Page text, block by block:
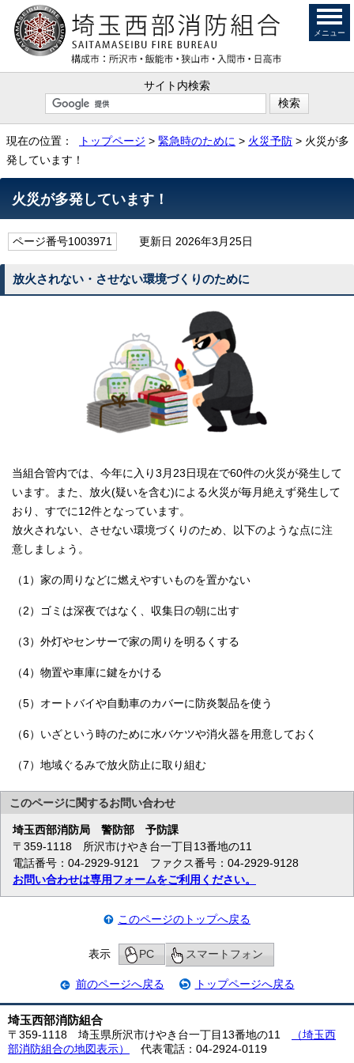
サイト内検索
メニュー
現在の位置： トップページ > 緊急時のために > 火災予防 > 火災が多
発しています！
火災が多発しています！
ページ番号1003971 更新日 2026年3月25日
放火されない・させない環境づくりのために
当組合管内では、今年に入り3月23日現在で60件の火災が発生して
います。また、放火(疑いを含む)による火災が毎月絶えず発生して
おり、すでに12件となっています。
放火されない、させない環境づくりのため、以下のような点に注
意しましょう。
（1）家の周りなどに燃えやすいものを置かない
（2）ゴミは深夜ではなく、収集日の朝に出す
（3）外灯やセンサーで家の周りを明るくする
（4）物置や車庫に鍵をかける
（5）オートバイや自動車のカバーに防炎製品を使う
（6）いざという時のために水バケツや消火器を用意しておく
（7）地域ぐるみで放火防止に取り組む
このページに関するお問い合わせ
埼玉西部消防局 警防部 予防課
〒359-1118 所沢市けやき台一丁目13番地の11
電話番号：04-2929-9121 ファクス番号：04-2929-9128
お問い合わせは専用フォームをご利用ください。
このページのトップへ戻る
表示 PC スマートフォン
前のページへ戻る トップページへ戻る
埼玉西部消防組合
〒359-1118 埼玉県所沢市けやき台一丁目13番地の11
（埼玉西
部消防組合の地図表示）
代表電話：04-2924-0119